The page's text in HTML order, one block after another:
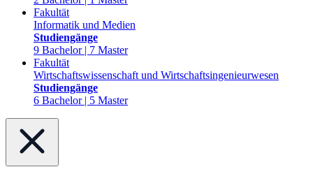
Fakultät
Informatik und Medien
Studiengänge
9 Bachelor | 7 Master
Fakultät
Wirtschaftswissenschaft und Wirtschaftsingenieurwesen
Studiengänge
6 Bachelor | 5 Master